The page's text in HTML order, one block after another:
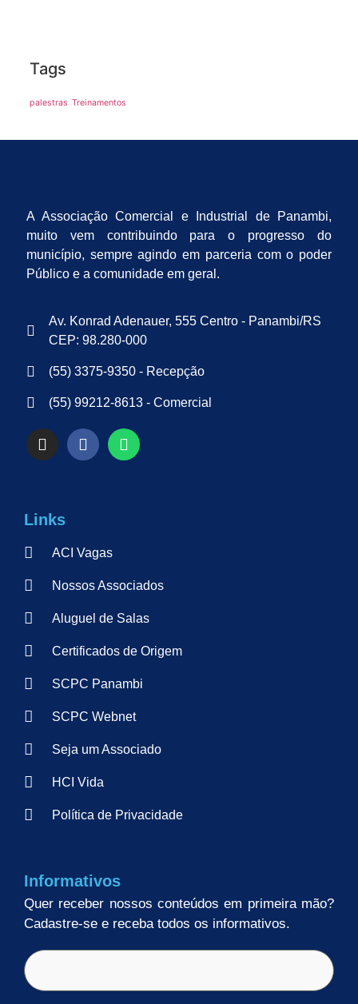
Tags
palestras Treinamentos
A Associação Comercial e Industrial de Panambi,
muito vem contribuindo para o progresso do
município, sempre agindo em parceria com o poder
Público e a comunidade em geral.
Av. Konrad Adenauer, 555 Centro - Panambi/RS
CEP: 98.280-000
(55) 3375-9350 - Recepção
(55) 99212-8613 - Comercial
Links
ACI Vagas
Nossos Associados
Aluguel de Salas
Certificados de Origem
SCPC Panambi
SCPC Webnet
Seja um Associado
HCI Vida
Política de Privacidade
Informativos
Quer receber nossos conteúdos em primeira mão?
Cadastre-se e receba todos os informativos.
E-
mail
(obrigatório)